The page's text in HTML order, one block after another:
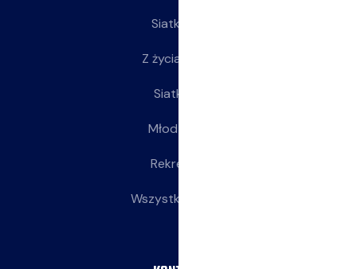
Siatkarze
Z życia klubu
Siatkarki
Młodziczki
Rekreacja
Wszystkie wpisy